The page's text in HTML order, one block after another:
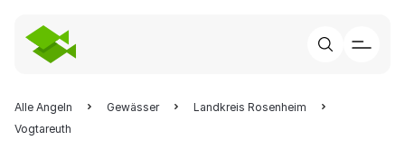
Alle Angeln Gewässer
Landkreis Rosenheim
Vogtareuth